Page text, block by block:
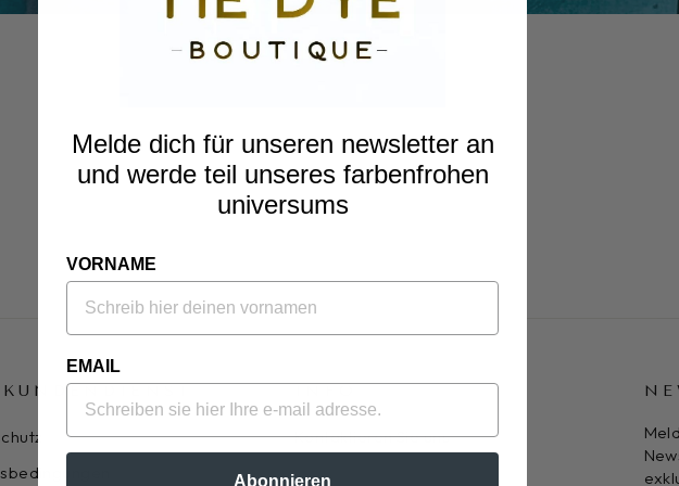
Kontaktieren Sie uns
Melde dich für unseren newsletter an
und werde teil unseres farbenfrohen
universums
VORNAME
EMAIL
Abonnieren